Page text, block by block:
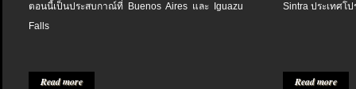
ตอนนี้เป็นประสบกาณ์ที่ Buenos Aires และ Iguazu
Falls
Read more
Sintra ประเทศโป
Read more